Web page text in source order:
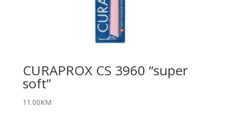
CURAPROX CS 3960 “super
soft”
11.00KM